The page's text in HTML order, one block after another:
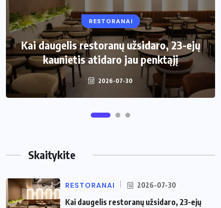
RESTORANAI
Kai daugelis restoranų užsidaro, 23-ejų
kaunietis atidaro jau penktąjį
2026-07-30
VIRTUVĖ
Kaip pasirinkti šiukšliadėžę mažai
virtuvei?
2026-06-25
Skaitykite
RESTORANAI 2026-07-30
Kai daugelis restoranų užsidaro, 23-ejų